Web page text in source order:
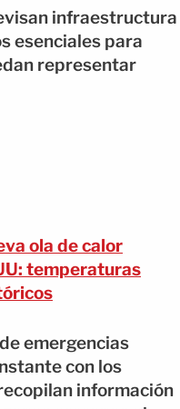
infraestructura
esenciales para
representar
ola de calor
temperaturas
emergencias
con los
información